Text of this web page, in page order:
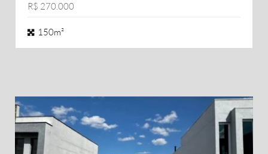
R$ 270.000
150m²